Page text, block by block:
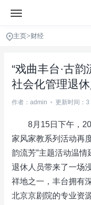
主页>财经
“戏曲丰台·古韵
社会化管理退
作者：admin • 更新时间：3
8月15日下午，
家风家教系列活动再
韵流芳”主题活动温
退休人员带来了一场
祥地之一，丰台拥有
北京京剧院的专业资